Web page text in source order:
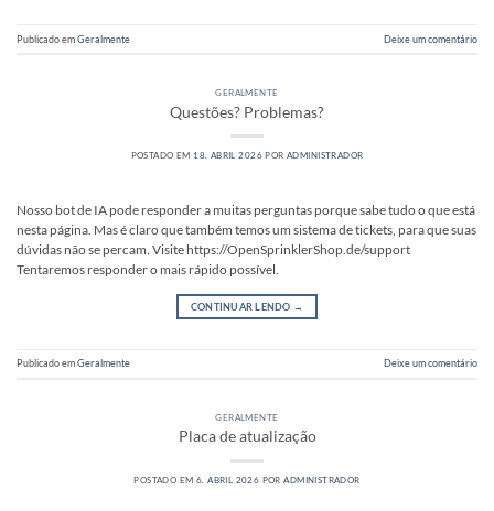
Publicado emGeralmente Deixe um comentário
GERALMENTE
Questões? Problemas?
POSTADO EM 18. ABRIL 2026 PORADMINISTRADOR
Nosso bot de IA pode responder a muitas perguntas porque sabe tudo o que está
nesta página. Mas é claro que também temos um sistema de tickets, para que suas
dúvidas não se percam. Visite https://OpenSprinklerShop.de/support
Tentaremos responder o mais rápido possível.
CONTINUAR LENDO →
Publicado emGeralmente Deixe um comentário
GERALMENTE
Placa de atualização
POSTADO EM 6. ABRIL 2026 PORADMINISTRADOR